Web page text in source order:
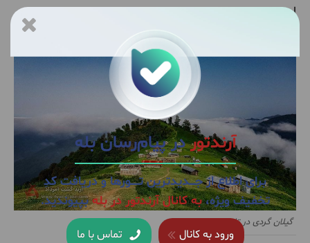
آرندتوردر پیام‌رسان بله
برای اطلاع از جــــدیدترین تــــــورها و دریافت کدِ
تخفیف ویژه،به کانال آرندتور در بلهبپیوندید.
ورود به کانال تماس با ما
است.
بهترین جاهای دیدنی ماسال را بشناسید
گیلان گردی در تابستان